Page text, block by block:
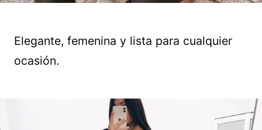
Elegante, femenina y lista para cualquier
ocasión.